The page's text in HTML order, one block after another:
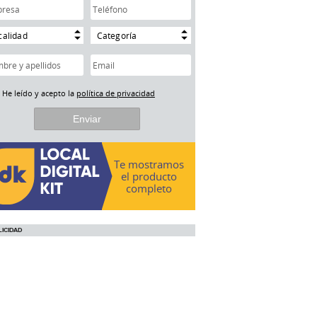
Categoría
He leído y acepto la política de privacidad
Te mostramos
el producto
completo